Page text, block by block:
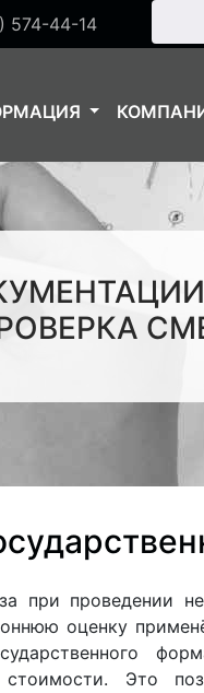
574-44-14
проведении
оценку
стоимости. Это